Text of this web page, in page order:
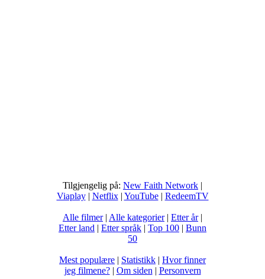
Tilgjengelig på: New Faith Network |
Viaplay| Netflix| YouTube| RedeemTV
Alle filmer| Alle kategorier| Etter år|
Etter land | Etter språk | Top 100 | Bunn
50
Mest populære | Statistikk | Hvor finner
jeg filmene?| Om siden | Personvern